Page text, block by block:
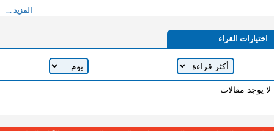
المزيد ...
اختيارات القراء
لا يوجد مقالات